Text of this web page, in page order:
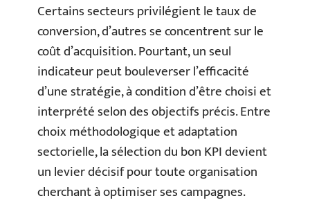
Certains secteurs privilégient le taux de
conversion, d’autres se concentrent sur le
coût d’acquisition. Pourtant, un seul
indicateur peut bouleverser l’efficacité
d’une stratégie, à condition d’être choisi et
interprété selon des objectifs précis. Entre
choix méthodologique et adaptation
sectorielle, la sélection du bon KPI devient
un levier décisif pour toute organisation
cherchant à optimiser ses campagnes.